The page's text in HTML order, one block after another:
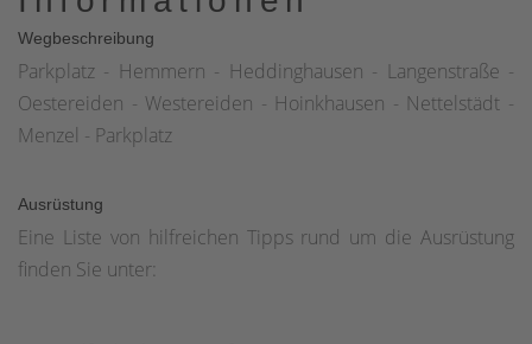
Wegbeschreibung
Parkplatz - Hemmern - Heddinghausen - Langenstraße -
Oestereiden - Westereiden - Hoinkhausen - Nettelstädt -
Menzel - Parkplatz
Ausrüstung
Eine Liste von hilfreichen Tipps rund um die Ausrüstung
finden Sie unter: